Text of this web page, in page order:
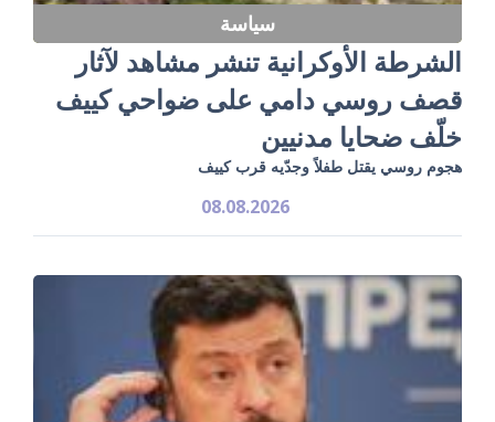
سياسة
الشرطة الأوكرانية تنشر مشاهد لآثار
قصف روسي دامي على ضواحي كييف
خلّف ضحايا مدنيين
هجوم روسي يقتل طفلاً وجدّيه قرب كييف
08.08.2026